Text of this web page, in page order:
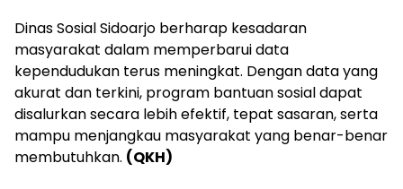
Dinas Sosial Sidoarjo berharap kesadaran
masyarakat dalam memperbarui data
kependudukan terus meningkat. Dengan data yang
akurat dan terkini, program bantuan sosial dapat
disalurkan secara lebih efektif, tepat sasaran, serta
mampu menjangkau masyarakat yang benar-benar
membutuhkan. (QKH)